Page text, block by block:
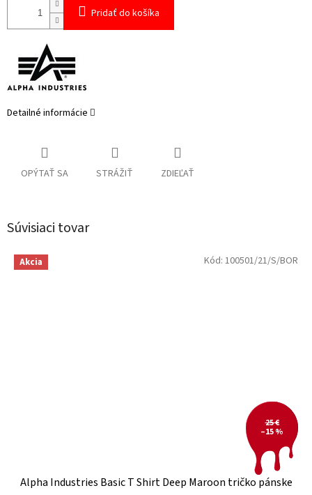
Pridať do košíka
Detailné informácie
OPÝTAŤ SA STRÁŽIŤ ZDIEĽAŤ
Súvisiaci tovar
Akcia
25 €
–15 %
Alpha Industries Basic T Shirt Deep Maroon tričko pánske
Kód: 100501/21/S/BOR